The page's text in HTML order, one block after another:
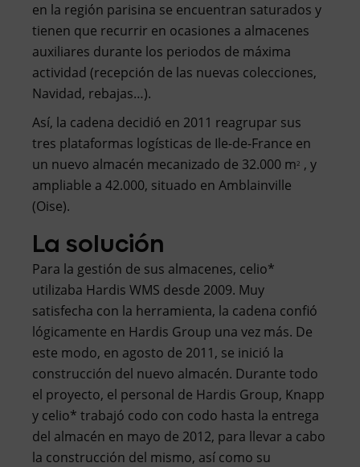
en la región parisina se encuentran saturados y
tienen que recurrir en ocasiones a almacenes
auxiliares durante los periodos de máxima
actividad (recepción de las nuevas colecciones,
Navidad, rebajas…).
Así, la cadena decidió en 2011 reagrupar sus
tres plataformas logísticas de Ile-de-France en
un nuevo almacén mecanizado de 32.000 m2 , y
ampliable a 42.000, situado en Amblainville
(Oise).
La solución
Para la gestión de sus almacenes, celio*
utilizaba Hardis WMS desde 2009. Muy
satisfecha con la herramienta, la cadena confió
lógicamente en Hardis Group una vez más. De
este modo, en agosto de 2011, se inició la
construcción del nuevo almacén. Durante todo
el proyecto, el personal de Hardis Group, Knapp
y celio* trabajó codo con codo hasta la entrega
del almacén en mayo de 2012, para llevar a cabo
la construcción del mismo, así como su